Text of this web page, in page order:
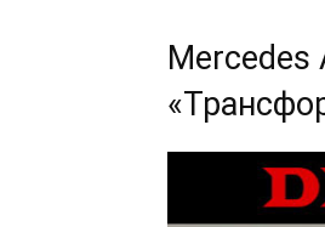
Mercedes